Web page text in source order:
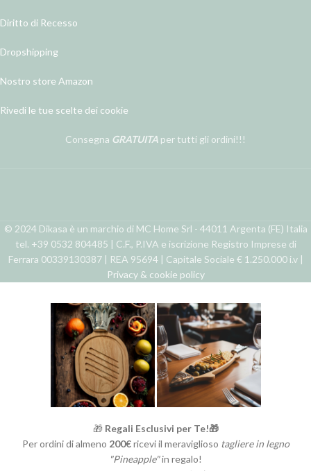
Diritto di Recesso
Dropshipping
Nostro store Amazon
Rivedi le tue scelte dei cookie
Consegna GRATUITA per tutti gli ordini!!!
© 2024 Dikasa è un marchio di MC Home Srl - 44011 Argenta (FE) Italia
tel. +39 0532 804485 | C.F., P.IVA e iscrizione Registro Imprese di
Ferrara 00339130387 | REA 95694 | Capitale Sociale € 1.250.000 i.v |
Privacy & cookie policy
🎁 Regali Esclusivi per Te!🎁
Per ordini di almeno 200€ricevi il meraviglioso tagliere in legno
"Pineapple"in regalo!